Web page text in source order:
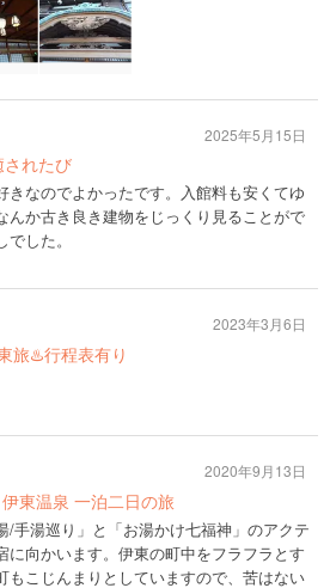
れたび
きなのでよかったです。入館料も安くてゆ
んか古き良き建物をじっくり見ることがで
した。
2025年5月15日
旅♨️行程表有り
2023年3月6日
東温泉 一泊二日の旅
/手湯巡り」と「お湯かけ七福神」のアクテ
に向かいます。伊東の町中をフラフラとす
もこじんまりとしていますので、苦はない
2020年9月13日